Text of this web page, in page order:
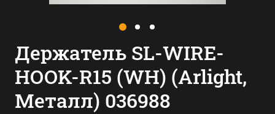
Держатель SL-WIRE-
HOOK-R15 (WH) (Arlight,
Металл) 036988